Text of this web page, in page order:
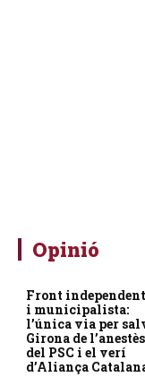
Opinió
Front
i municipalista:
l’única via per
Girona de
del PSC i el verí
d’Aliança